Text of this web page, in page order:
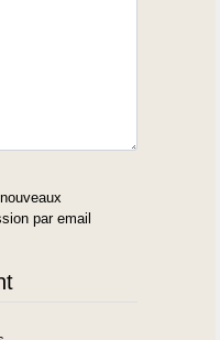
par email